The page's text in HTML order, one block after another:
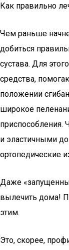
Как правильно
Чем раньше
добиться
сустава. Для
средства,
положении
широкое
и эластичными
ортопедические
Даже
вылечить дома!
этим.
Это, скорее,